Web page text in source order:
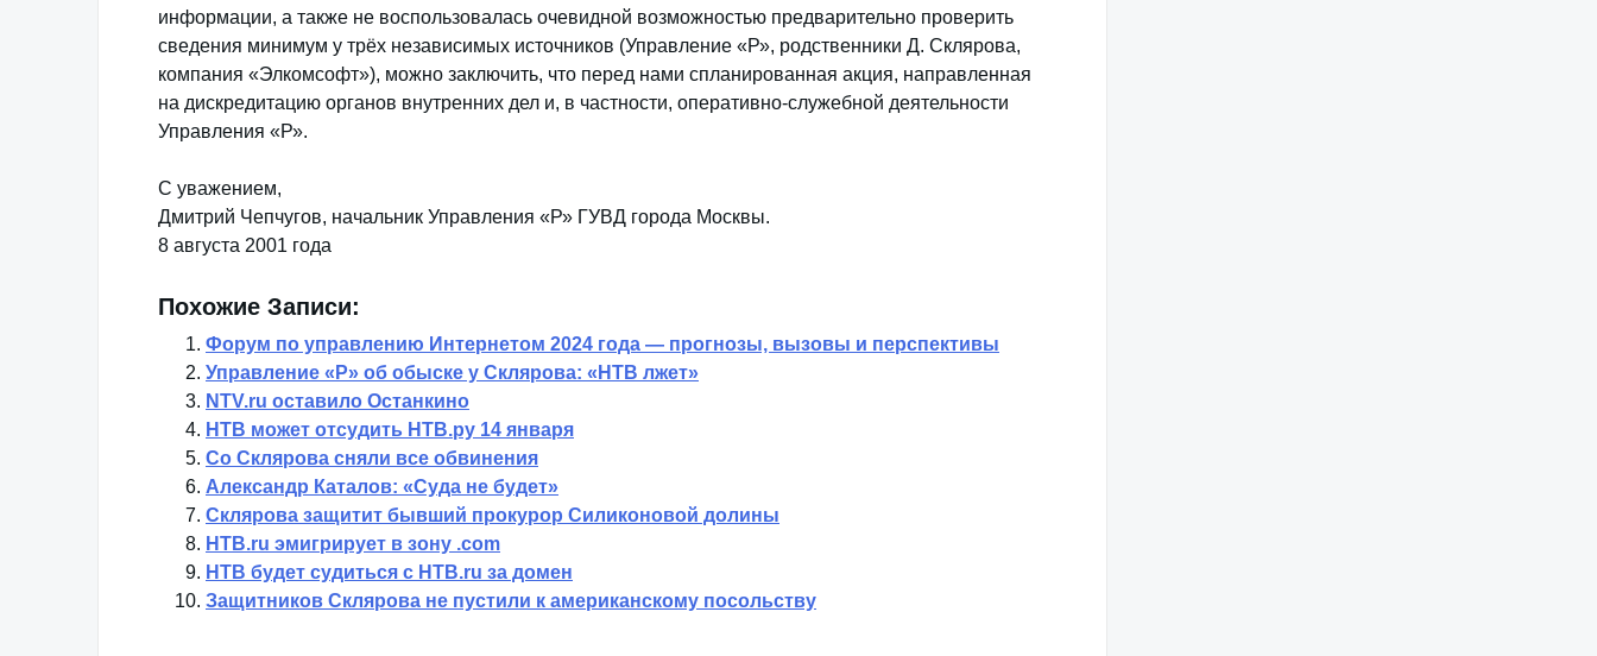
информации, а также не воспользовалась очевидной возможностью предварительно проверить
сведения минимум у трёх независимых источников (Управление «Р», родственники Д. Склярова,
компания «Элкомсофт»), можно заключить, что перед нами спланированная акция, направленная
на дискредитацию органов внутренних дел и, в частности, оперативно-служебной деятельности
Управления «Р».
С уважением,
Дмитрий Чепчугов, начальник Управления «Р» ГУВД города Москвы.
8 августа 2001 года
Похожие Записи:
Форум по управлению Интернетом 2024 года — прогнозы, вызовы и перспективы
Управление «Р» об обыске у Склярова: «НТВ лжет»
NTV.ru оставило Останкино
НТВ может отсудить НТВ.ру 14 января
Со Склярова сняли все обвинения
Александр Каталов: «Суда не будет»
Склярова защитит бывший прокурор Силиконовой долины
НТВ.ru эмигрирует в зону .com
НТВ будет судиться с HTB.ru за домен
Защитников Склярова не пустили к американскому посольству